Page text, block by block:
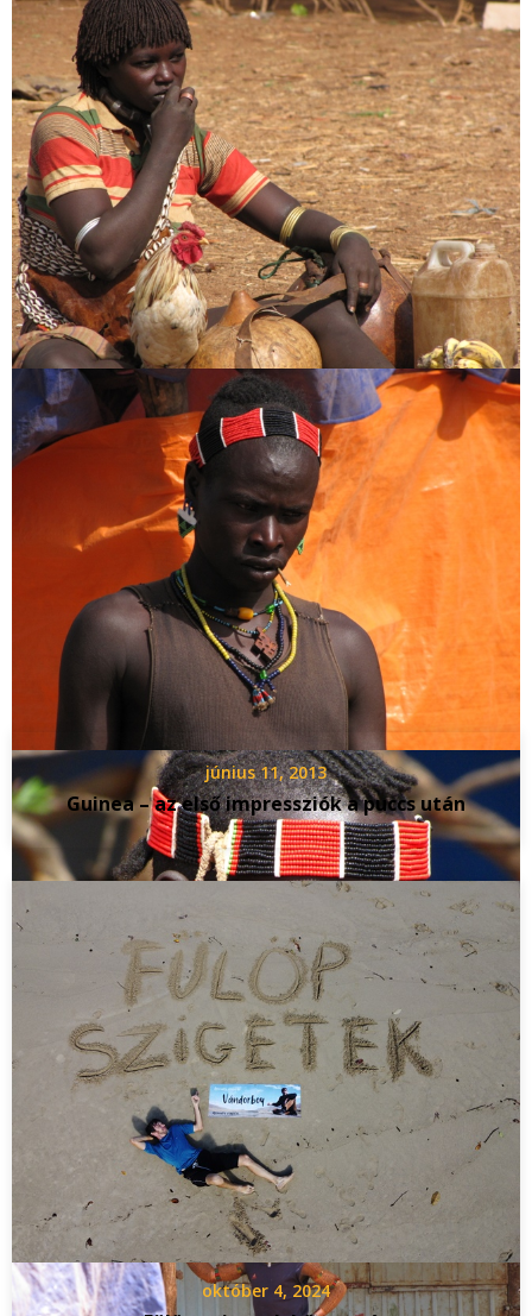
[:en]My Tour offers[:hu]Utazz velem külföldre[:] Afrika
Etiópia fotó ortodox kereszténység törzsek
utazás utazás ajánlat
About the author
Világlátott, világjárt, jártas a világban, mert világot járt.
Alternatív világjárás, alternatív világlátás.
165 ország, sok élmény, rengeteg tanulság, és
végeláthatatlan történetek. Itt a blogomban.
Related Posts
június 11, 2013
Guinea – az első impressziók a puccs után
október 4, 2024